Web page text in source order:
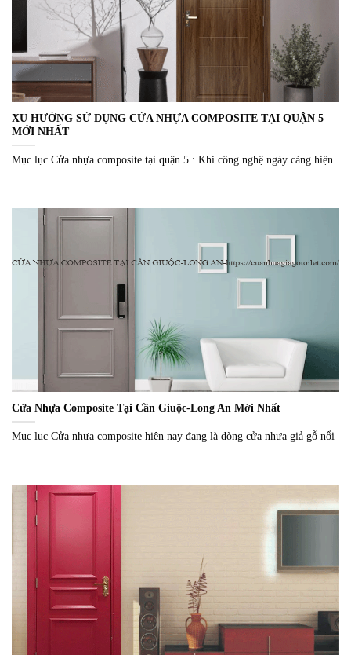
XU HƯỚNG SỬ DỤNG CỬA NHỰA COMPOSITE TẠI QUẬN 5
MỚI NHẤT
Mục lục Cửa nhựa composite tại quận 5 : Khi công nghệ ngày càng hiện
Cửa Nhựa Composite Tại Cần Giuộc-Long An Mới Nhất
Mục lục Cửa nhựa composite hiện nay đang là dòng cửa nhựa giả gỗ nổi